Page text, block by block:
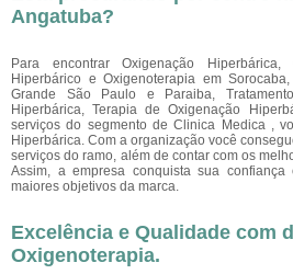
Angatuba?
Para encontrar Oxigenação Hiperbárica,
Hiperbárico e Oxigenoterapia em
Grande São Paulo e Paraiba,
Hiperbárica, Terapia de Oxigenação
serviços do segmento de Clinica Medica ,
Hiperbárica. Com a organização você
serviços do ramo, além de contar com os
Assim, a empresa conquista sua
maiores objetivos da marca.
Excelência e Qualidade com
Oxigenoterapia.